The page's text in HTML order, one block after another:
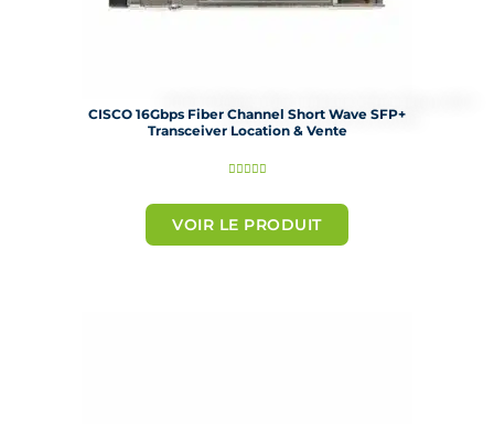
CISCO 16Gbps Fiber Channel Short Wave SFP+
Transceiver Location & Vente
N
t
é
VOIR LE PRODUIT